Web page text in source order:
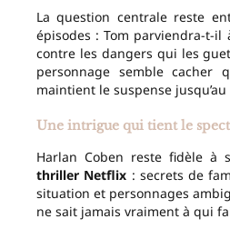
La question centrale reste
épisodes : Tom parviendra-t-il
contre les dangers qui les
personnage semble cacher
maintient le suspense
Une intrigue qui tient le
Harlan Coben reste fidèle à
thriller Netflix : secrets de
situation et personnages
ne sait jamais vraiment à qui